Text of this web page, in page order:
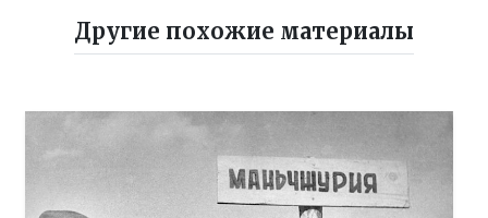
Другие похожие материалы